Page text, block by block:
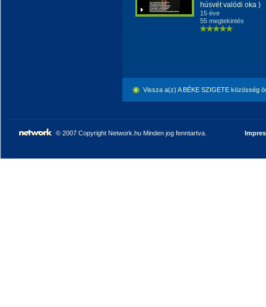
húsvét valódi oka )
15 éve
55 megtekintés
Vissza a(z) A BÉKE SZIGETE közösség
© 2007 Copyright Network.hu Minden jog fenntartva.